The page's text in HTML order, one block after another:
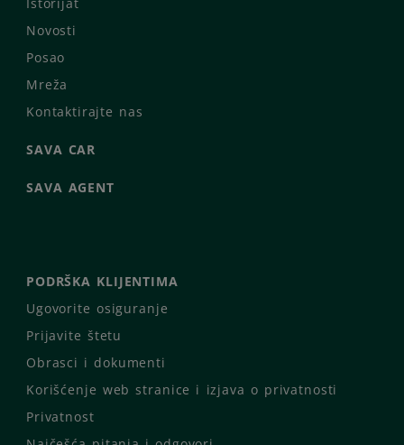
Novosti
Posao
Mreža
Kontaktirajte nas
SAVA CAR
SAVA AGENT
PODRŠKA KLIJENTIMA
Ugovorite osiguranje
Prijavite štetu
Obrasci i dokumenti
Korišćenje web stranice i izjava o privatnosti
Privatnost